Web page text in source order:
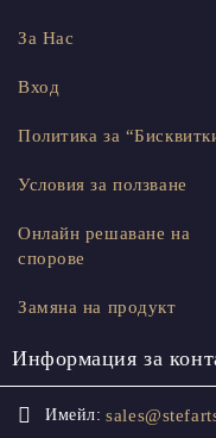
За Нас
Вход
Политика за
Условия за ползване
Онлайн решаване на
спорове
Замяна на продукт
Информация за
Имейл: